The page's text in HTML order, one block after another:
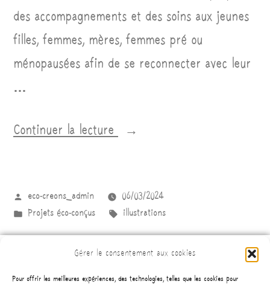
Gérer le consentement aux cookies
Pour offrir les meilleures expériences, des technologies, telles que les cookies pour
des accompagnements et des soins aux jeunes
filles, femmes, mères, femmes pré ou
ménopausées afin de se reconnecter avec leur
…
Continuer la lecture
eco-creons_admin
06/03/2024
Projets éco-conçus
illustrations